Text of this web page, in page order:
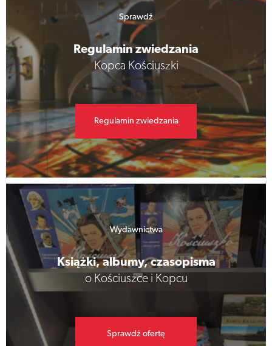
Sprawdź
Regulamin zwiedzania
Kopca Kościuszki
Regulamin zwiedzania
Wydawnictwa
Książki, albumy, czasopisma
o Kościuszce i Kopcu
Sprawdź ofertę